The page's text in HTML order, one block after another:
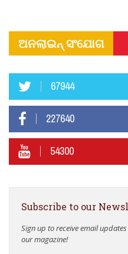
ଅନଲାଇନ୍ ସଂଯୋଗ
67944
227640
54300
Subscribe to our
Sign up to receive email
our magazine!